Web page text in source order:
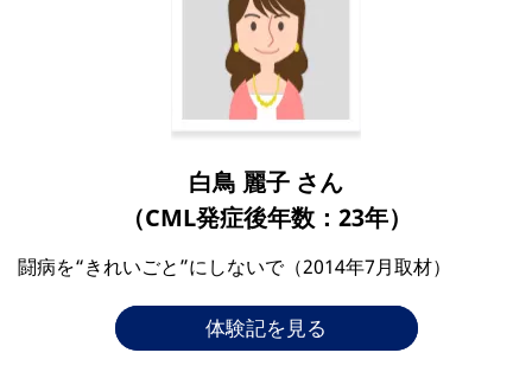
白鳥 麗子 さん
（CML発症後年数：23年）
闘病を“きれいごと”にしないで（2014年7月取材）
体験記を見る